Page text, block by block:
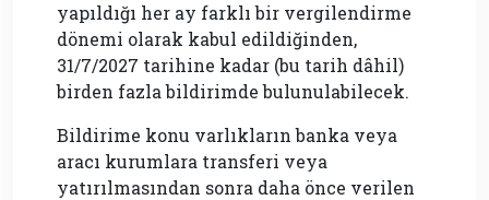
yapıldığı her ay farklı bir vergilendirme
dönemi olarak kabul edildiğinden,
31/7/2027 tarihine kadar (bu tarih dâhil)
birden fazla bildirimde bulunulabilecek.
Bildirime konu varlıkların banka veya
aracı kurumlara transferi veya
yatırılmasından sonra daha önce verilen